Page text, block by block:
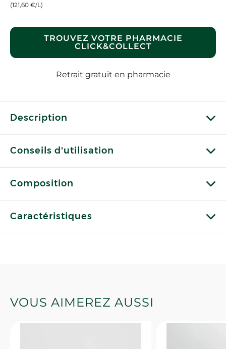
(121,60 €/L)
TROUVEZ VOTRE PHARMACIE
CLICK&COLLECT
Retrait gratuit en pharmacie
Description
Conseils d'utilisation
Composition
Caractéristiques
VOUS AIMEREZ AUSSI